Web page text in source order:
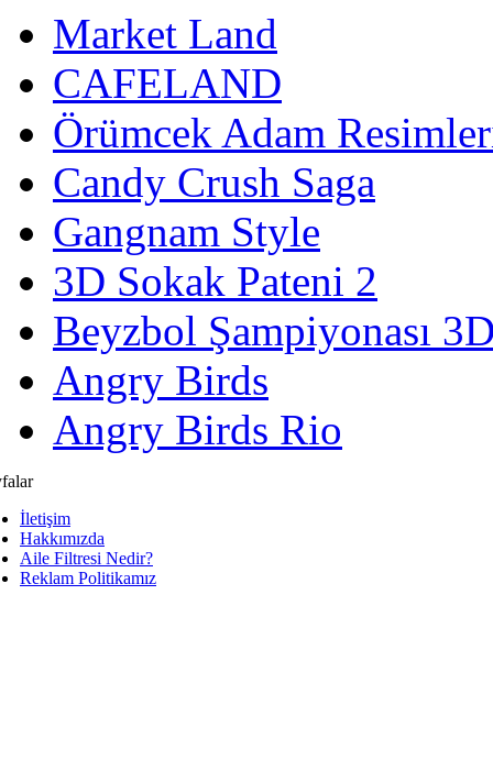
Market Land
CAFELAND
Örümcek Adam
Candy Crush Saga
Gangnam Style
3D Sokak Pateni 2
Beyzbol Şampiyonası
Angry Birds
Angry Birds Rio
İletişim
Hakkımızda
Aile Filtresi Nedir?
Reklam Politikamız